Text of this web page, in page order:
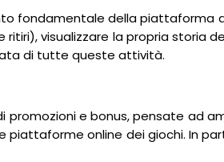
fondamentale della piattaforma
ritiri), visualizzare la propria storia
di tutte queste attività.
promozioni e bonus, pensate ad
piattaforme online dei giochi. In